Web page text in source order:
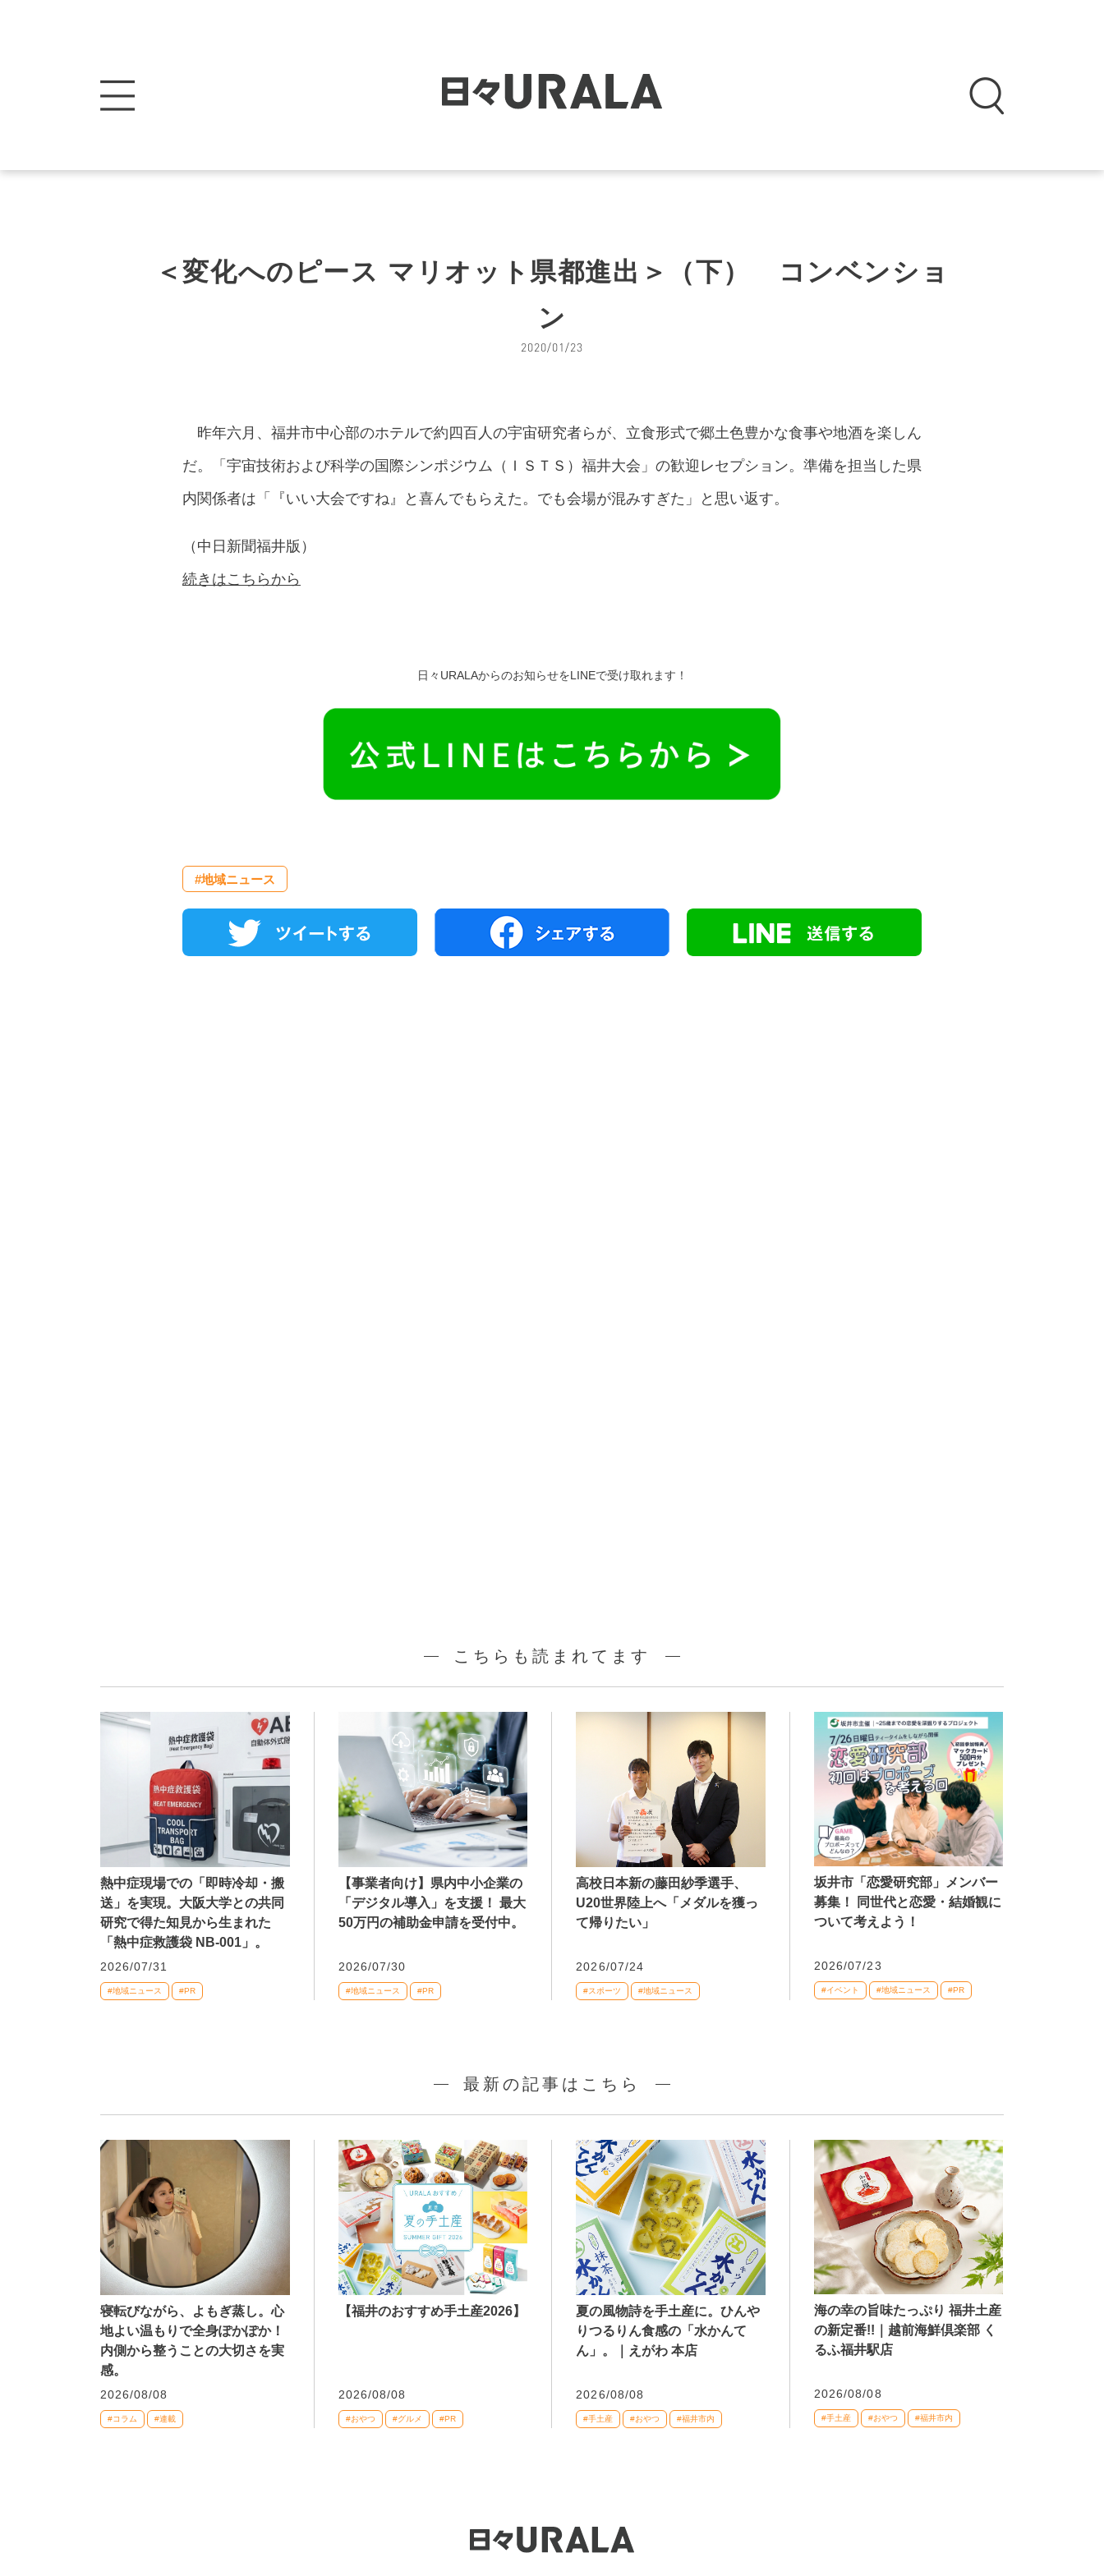
＜変化へのピース マリオット県都進出＞（下） コンベンショ
ン
2020/01/23
昨年六月、福井市中心部のホテルで約四百人の宇宙研究者らが、立食形式で郷土色豊かな食事や地酒を楽しん
だ。「宇宙技術および科学の国際シンポジウム（ＩＳＴＳ）福井大会」の歓迎レセプション。準備を担当した県
内関係者は「『いい大会ですね』と喜んでもらえた。でも会場が混みすぎた」と思い返す。
（中日新聞福井版）
続きはこちらから
日々URALAからのお知らせをLINEで受け取れます！
#地域ニュース
こちらも読まれてます
熱中症現場での「即時冷却・搬
送」を実現。大阪大学との共同
研究で得た知見から生まれた
「熱中症救護袋 NB-001」。
2026/07/31
#地域ニュース #PR
【事業者向け】県内中小企業の
「デジタル導入」を支援！ 最大
50万円の補助金申請を受付中。
2026/07/30
#地域ニュース #PR
高校日本新の藤田紗季選手、
U20世界陸上へ「メダルを獲っ
て帰りたい」
2026/07/24
#スポーツ #地域ニュース
坂井市「恋愛研究部」メンバー
募集！ 同世代と恋愛・結婚観に
ついて考えよう！
2026/07/23
#イベント #地域ニュース #PR
最新の記事はこちら
寝転びながら、よもぎ蒸し。心
地よい温もりで全身ぽかぽか！
内側から整うことの大切さを実
感。
2026/08/08
#コラム #連載
【福井のおすすめ手土産2026】
2026/08/08
#おやつ #グルメ #PR
夏の風物詩を手土産に。ひんや
りつるりん食感の「水かんて
ん」。｜えがわ 本店
2026/08/08
#手土産 #おやつ #福井市内
海の幸の旨味たっぷり 福井土産
の新定番!!｜越前海鮮倶楽部 く
るふ福井駅店
2026/08/08
#手土産 #おやつ #福井市内